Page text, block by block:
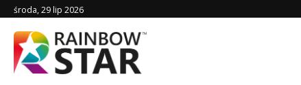
środa, 29 lip 2026